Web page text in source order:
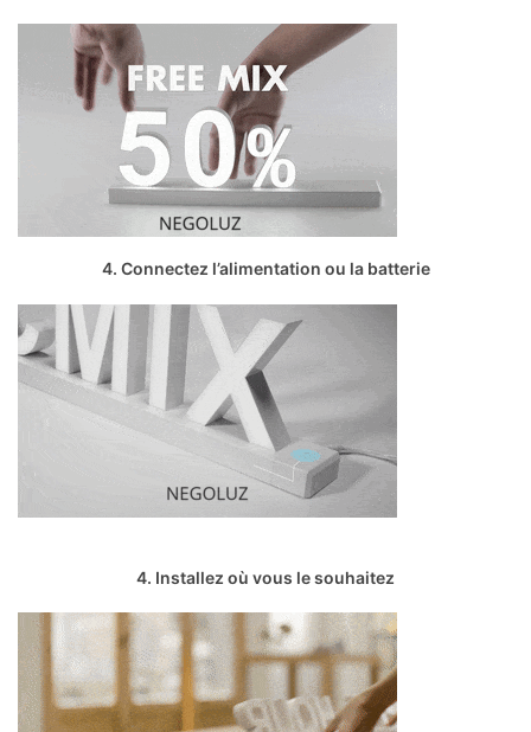
4. Connectez l’alimentation ou la batterie
4. Installez où vous le souhaitez